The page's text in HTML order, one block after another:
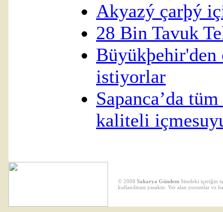
Akyazý çarþý
28 Bin Tavuk
Büyükþehir'den
istiyorlar
Sapanca’da
kaliteli
© 2008 Sakarya Gündem Sitedeki içeriğin
kullanılması yasaktır. Yer alan yorumlar ve